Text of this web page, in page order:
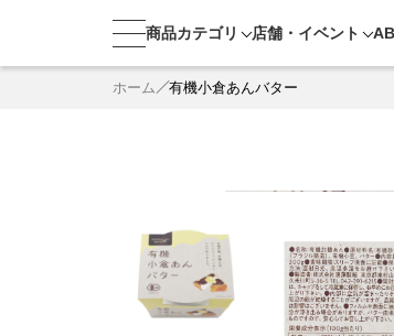
商品カテゴリ 店舗・ イベント
ホーム 有機小倉あんバター